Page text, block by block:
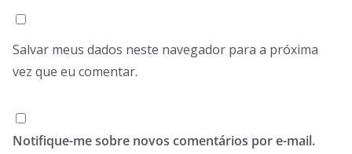
Salvar meus dados neste navegador para a próxima
vez que eu comentar.
Notifique-me sobre novos comentários por e-mail.